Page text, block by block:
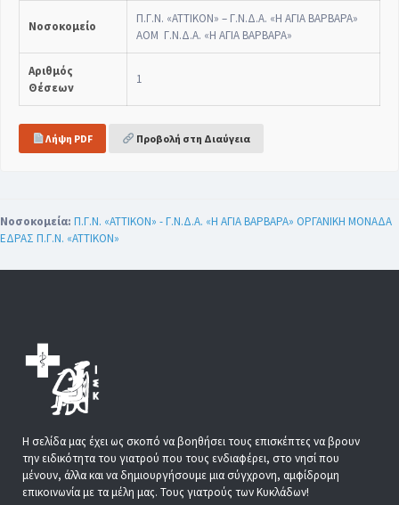
Νοσοκομείο
Π.Γ.Ν. «ΑΤΤΙΚΟΝ» – Γ.Ν.Δ.Α. «Η ΑΓΙΑ ΒΑΡΒΑΡΑ»
ΑΟΜ Γ.Ν.Δ.Α. «Η ΑΓΙΑ ΒΑΡΒΑΡΑ»
Αριθμός
Θέσεων
1
Λήψη PDF Προβολή στη Διαύγεια
Νοσοκομεία: Π.Γ.Ν. «ΑΤΤΙΚΟΝ» - Γ.Ν.Δ.Α. «Η ΑΓΙΑ ΒΑΡΒΑΡΑ» ΟΡΓΑΝΙΚΗ ΜΟΝΑΔΑ
ΕΔΡΑΣ Π.Γ.Ν. «ΑΤΤΙΚΟΝ»
Η σελίδα μας έχει ως σκοπό να βοηθήσει τους επισκέπτες να βρουν
την ειδικότητα του γιατρού που τους ενδιαφέρει, στο νησί που
μένουν, άλλα και να δημιουργήσουμε μια σύγχρονη, αμφίδρομη
επικοινωνία με τα μέλη μας. Τους γιατρούς των Κυκλάδων!